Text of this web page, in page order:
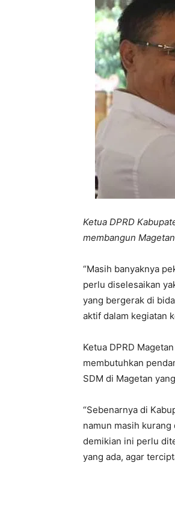
Ketua DPRD
membangun
“Masih banyaknya
perlu diselesaikan
yang bergerak di
aktif dalam kegiatan
Ketua DPRD
membutuhkan
SDM di Magetan
“Sebenarnya di
namun masih
demikian ini perlu
yang ada, agar